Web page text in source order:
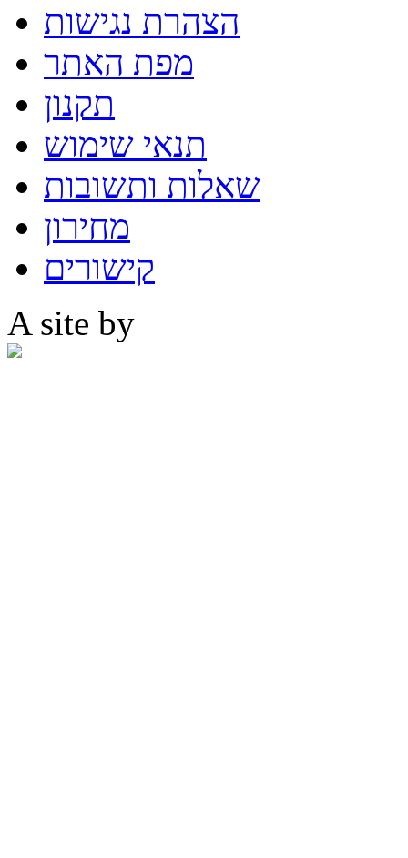
הצהרת נגישות
מפת האתר
תקנון
תנאי שימוש
שאלות ותשובות
מחירון
קישורים
A site by